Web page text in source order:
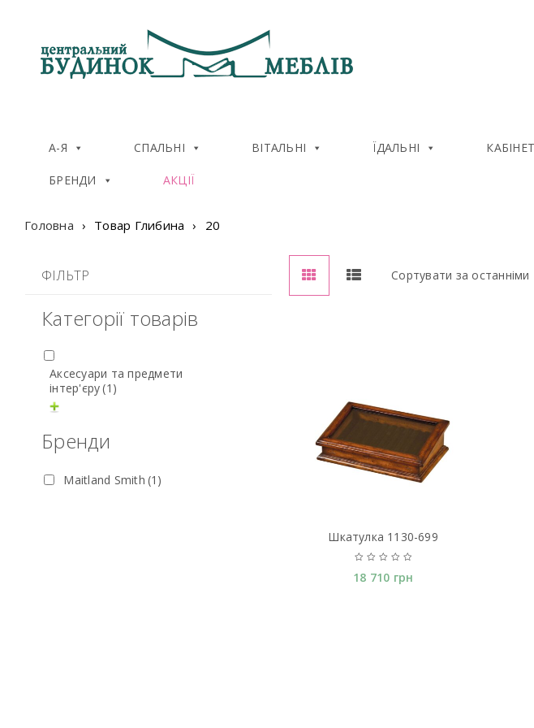
А-Я СПАЛЬНІ ВІТАЛЬНІ ЇДАЛЬНІ
БРЕНДИ АКЦІЇ
Головна › Товар Глибина › 20
ФІЛЬТР
Категорії товарів
Аксесуари та предмети
інтер'єру(1)
Бренди
Maitland Smith (1)
Сортувати за останніми
Шкатулка 1130-699
18 710 грн